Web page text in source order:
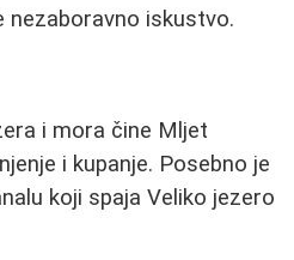
nezaboravno iskustvo.
i mora čine Mljet
i kupanje. Posebno je
koji spaja Veliko jezero